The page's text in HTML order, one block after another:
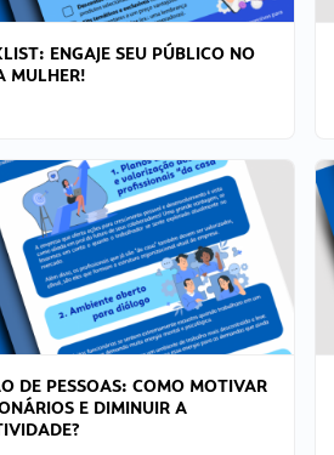
ENGAJE SEU PÚBLICO NO
MULHER!
DE PESSOAS: COMO MOTIVAR
E DIMINUIR A